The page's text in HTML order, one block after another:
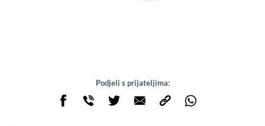
Podjeli s prijateljima: